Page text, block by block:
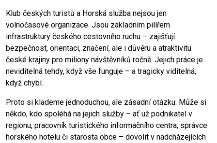
Klub českých turistů a Horská služba nejsou jen
volnočasové organizace. Jsou základním pilířem
infrastruktury českého cestovního ruchu – zajišťují
bezpečnost, orientaci, značení, ale i důvěru a atraktivitu
české krajiny pro miliony návštěvníků ročně. Jejich práce je
neviditelná tehdy, když vše funguje – a tragicky viditelná,
když chybí.
Proto si klademe jednoduchou, ale zásadní otázku: Může si
někdo, kdo spoléhá na jejich služby – ať už podnikatel v
regionu, pracovník turistického informačního centra, správce
horského hotelu či starosta obce – dovolit v nadcházejících